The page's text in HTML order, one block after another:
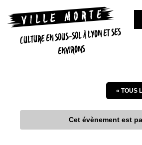
CULTURE EN SOUS-SOL À LYON ET SES
ENVIRONS
« TOUS
Cet évènement est